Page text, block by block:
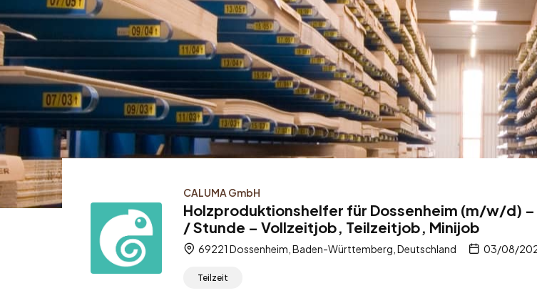
CALUMA GmbH
Holzproduktionshelfer für Dossenheim (m/w/d) –
/ Stunde – Vollzeitjob, Teilzeitjob, Minijob
69221 Dossenheim, Baden-Württemberg, Deutschland 03/08/
Teilzeit